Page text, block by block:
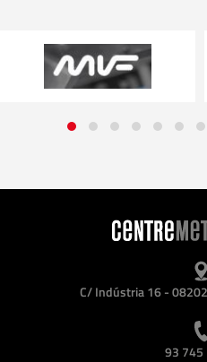
C/ Indústria 16 -
93 745